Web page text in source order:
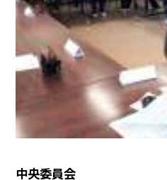
中央委員会